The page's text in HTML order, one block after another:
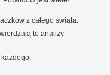
z całego świata.
to analizy